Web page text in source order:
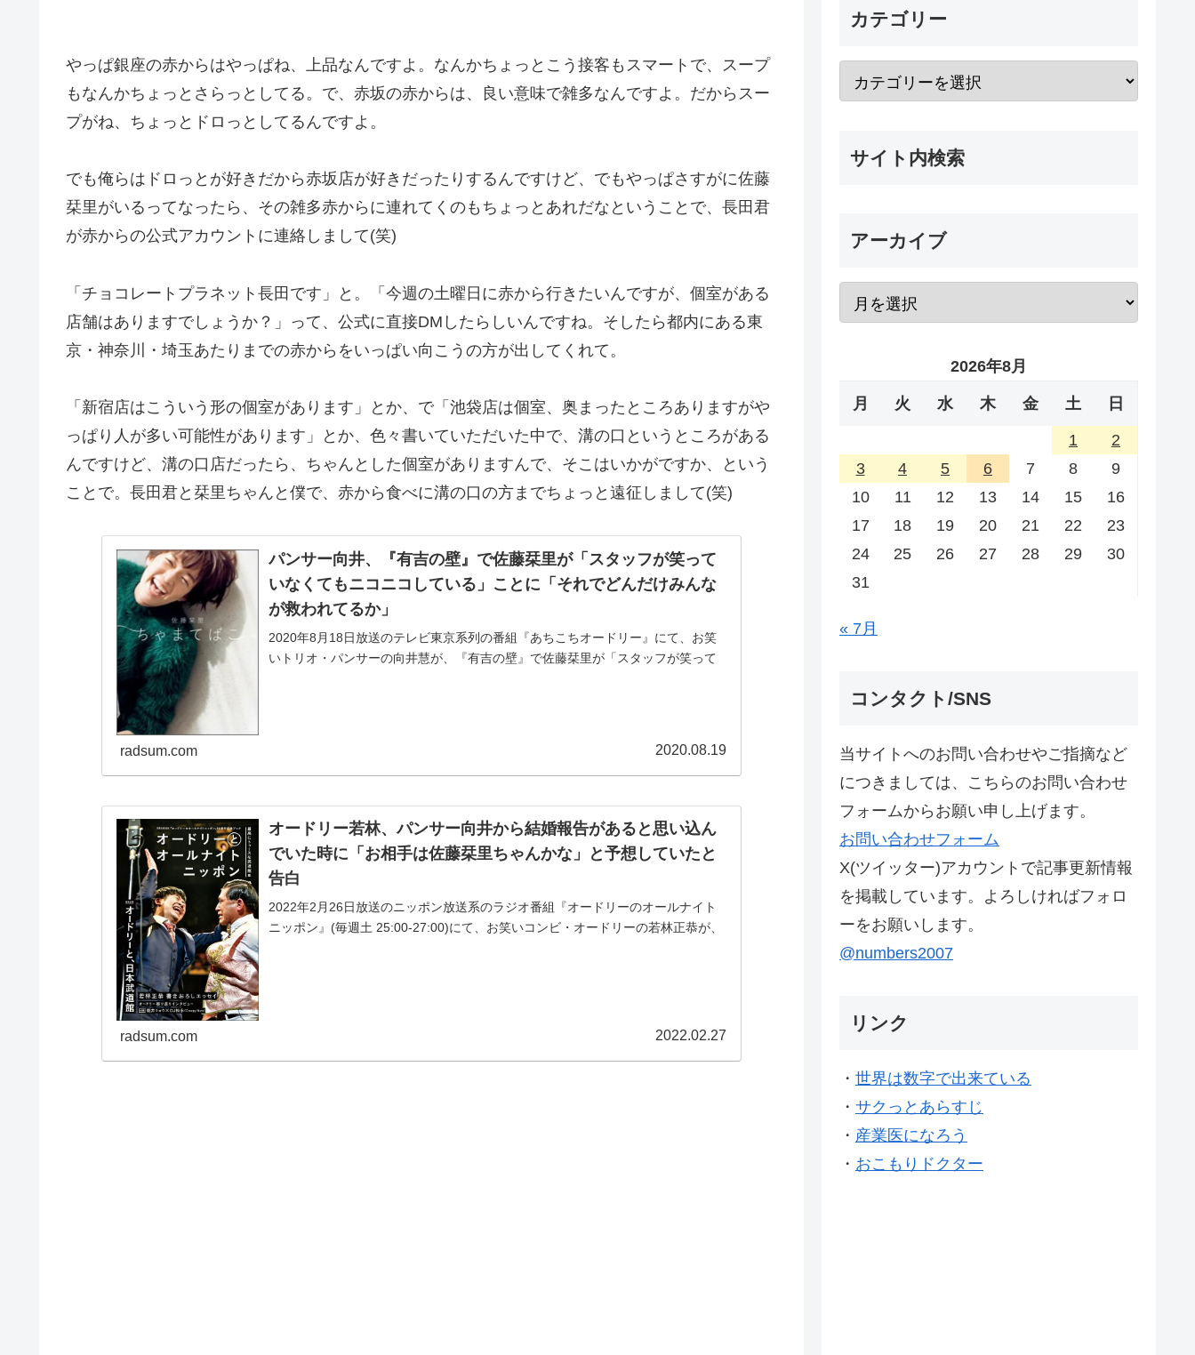
やっぱ銀座の赤からはやっぱね、上品なんですよ。なんかちょっとこう接客もスマートで、スープ
もなんかちょっとさらっとしてる。で、赤坂の赤からは、良い意味で雑多なんですよ。だからスー
プがね、ちょっとドロっとしてるんですよ。
でも俺らはドロっとが好きだから赤坂店が好きだったりするんですけど、でもやっぱさすがに佐藤
栞里がいるってなったら、その雑多赤からに連れてくのもちょっとあれだなということで、長田君
が赤からの公式アカウントに連絡しまして(笑)
「チョコレートプラネット長田です」と。「今週の土曜日に赤から行きたいんですが、個室がある
店舗はありますでしょうか？」って、公式に直接DMしたらしいんですね。そしたら都内にある東
京・神奈川・埼玉あたりまでの赤からをいっぱい向こうの方が出してくれて。
「新宿店はこういう形の個室があります」とか、で「池袋店は個室、奥まったところありますがや
っぱり人が多い可能性があります」とか、色々書いていただいた中で、溝の口というところがある
んですけど、溝の口店だったら、ちゃんとした個室がありますんで、そこはいかがですか、という
ことで。長田君と栞里ちゃんと僕で、赤から食べに溝の口の方までちょっと遠征しまして(笑)
パンサー向井、『有吉の壁』で佐藤栞里が「スタッフが笑って
いなくてもニコニコしている」ことに「それでどんだけみんな
が救われてるか」
2020年8月18日放送のテレビ東京系列の番組『あちこちオードリー』にて、お笑
いトリオ・パンサーの向井慧が、『有吉の壁』で佐藤栞里が「スタッフが笑って
radsum.com 2020.08.19
オードリー若林、パンサー向井から結婚報告があると思い込ん
でいた時に「お相手は佐藤栞里ちゃんかな」と予想していたと
告白
2022年2月26日放送のニッポン放送系のラジオ番組『オードリーのオールナイト
ニッポン』(毎週土 25:00-27:00)にて、お笑いコンビ・オードリーの若林正恭が、
radsum.com 2022.02.27
カテゴリー
サイト内検索
アーカイブ
2026年8月
月 火 水 木 金 土 日
1
2
3
4 5 6 7 8
9
10
11 12 13 14 15
16
17
18 19 20 21 22
23
24
25 26 27 28 29
30
31
« 7月
コンタクト/SNS
当サイトへのお問い合わせやご指摘など
につきましては、こちらのお問い合わせ
フォームからお願い申し上げます。
お問い合わせフォーム
X(ツイッター)アカウントで記事更新情報
を掲載しています。よろしければフォロ
ーをお願いします。
@numbers2007
リンク
・ 世界は数字で出来ている
・ サクっとあらすじ
・ 産業医になろう
・ おこもりドクター